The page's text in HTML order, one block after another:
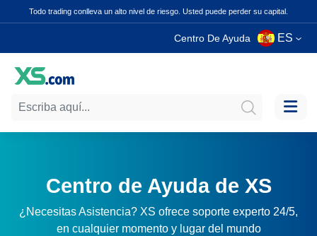
Todo trading conlleva un alto nivel de riesgo. Usted puede perder su capital.
Centro De Ayuda ES
Centro de Ayuda de XS
¿Necesitas Asistencia? XS ofrece soporte experto 24/5,
en cualquier momento y lugar del mundo